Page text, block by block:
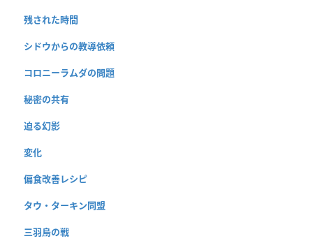
残された時間
シドウからの教導依頼
コロニーラムダの問題
秘密の共有
迫る幻影
変化
偏食改善レシピ
タウ・ターキン同盟
三羽烏の戦